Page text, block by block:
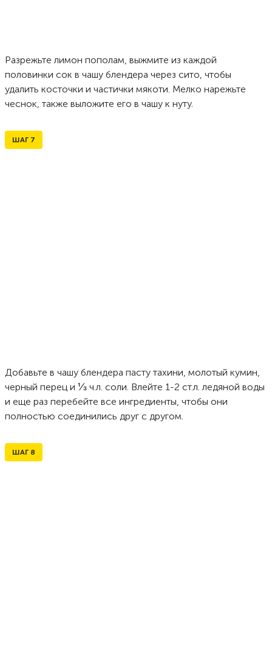
Разрежьте лимон пополам, выжмите из каждой
половинки сок в чашу блендера через сито, чтобы
удалить косточки и частички мякоти. Мелко нарежьте
чеснок, также выложите его в чашу к нуту.
ШАГ 7
Добавьте в чашу блендера пасту тахини, молотый кумин,
черный перец и ⅓ ч.л. соли. Влейте 1-2 ст.л. ледяной воды
и еще раз перебейте все ингредиенты, чтобы они
полностью соединились друг с другом.
ШАГ 8